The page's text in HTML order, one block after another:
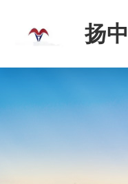
扬